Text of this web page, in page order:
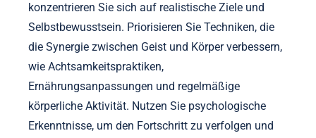
konzentrieren Sie sich auf realistische Ziele und
Selbstbewusstsein. Priorisieren Sie Techniken, die
die Synergie zwischen Geist und Körper verbessern,
wie Achtsamkeitspraktiken,
Ernährungsanpassungen und regelmäßige
körperliche Aktivität. Nutzen Sie psychologische
Erkenntnisse, um den Fortschritt zu verfolgen und